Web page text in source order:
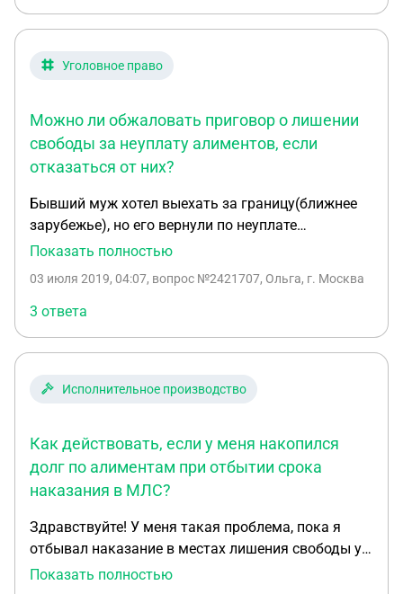
Уголовное право
Можно ли обжаловать приговор о лишении
свободы за неуплату алиментов, если
отказаться от них?
Бывший муж хотел выехать за границу(ближнее
зарубежье), но его вернули по неуплате
алиментов, обратился к исполнителю которая
вынес решение посадить его на один год. Можно
ли оспорить решение суда или если написать
отказ от алиментов, возможно ли обойти Орест?
Спасибо за ответ.
Показать полностью
03 июля 2019, 04:07, вопрос №2421707, Ольга, г. Москва
3 ответа
Исполнительное производство
Как действовать, если у меня накопился
долг по алиментам при отбытии срока
наказания в МЛС?
Здравствуйте! У меня такая проблема, пока я
отбывал наказание в местах лишения свободы у
меня накопилось 500 т.р. долга за алименты и
Показать полностью